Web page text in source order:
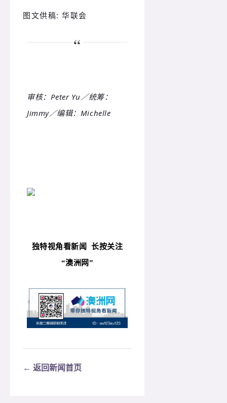
图文供稿: 华联会
审核：Peter Yu／统筹：
Jimmy／编辑：Michelle
独特视角看新闻长按关注
“澳洲网”
← 返回新闻首页